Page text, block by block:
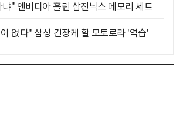
" 엔비디아 홀린 삼전닉스 메모리 세트
없다" 삼성 긴장케 할 모토로라 '역습'